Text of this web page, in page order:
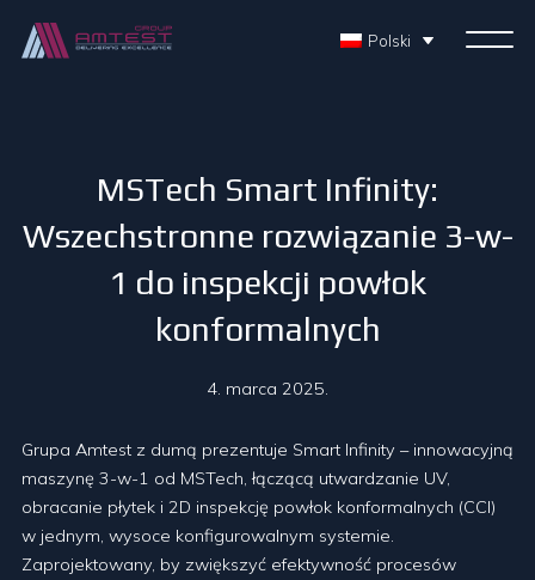
Polski
MSTech Smart Infinity:
Wszechstronne rozwiązanie 3-w-
1 do inspekcji powłok
konformalnych
4. marca 2025.
Grupa Amtest z dumą prezentuje Smart Infinity – innowacyjną
maszynę 3-w-1 od MSTech, łączącą utwardzanie UV,
obracanie płytek i 2D inspekcję powłok konformalnych (CCI)
w jednym, wysoce konfigurowalnym systemie.
Zaprojektowany, by zwiększyć efektywność procesów